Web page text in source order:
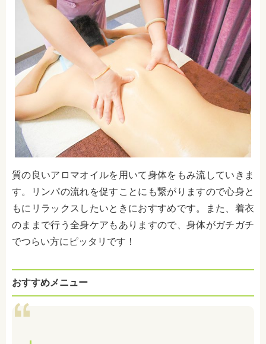
質の良いアロマオイルを用いて身体をもみ流していきま
す。リンパの流れを促すことにも繋がりますので心身と
もにリラックスしたいときにおすすめです。また、着衣
のままで行う全身ケアもありますので、身体がガチガチ
でつらい方にピッタリです！
おすすめメニュー